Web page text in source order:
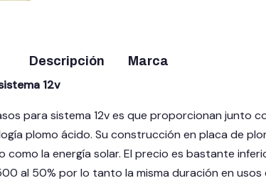
Descripción Marca
12v
para sistema 12v es que proporcionan junto
plomo ácido. Su construcción en placa de
la energía solar. El precio es bastante
al 50% por lo tanto la misma duración en